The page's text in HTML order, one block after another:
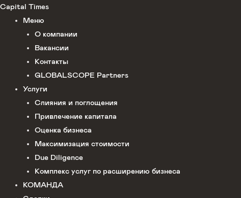
Перейти
содержимому
Capital Times
Меню
О компании
Вакансии
Контакты
GLOBALSCOPE Partners
Услуги
Слияния и поглощения
Привлечение капитала
Оценка бизнеса
Максимизация стоимости​
Due Diligence
Комплекс услуг по расширению бизнеса
КОМАНДА